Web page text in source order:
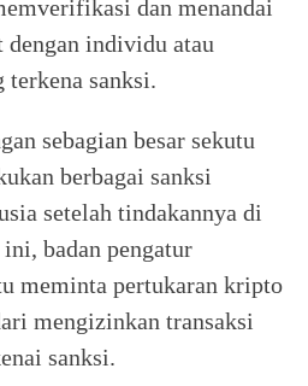
dan menandai
individu atau
terkena sanksi.
sebagian besar sekutu
berbagai sanksi
setelah tindakannya di
badan pengatur
meminta pertukaran kripto
mengizinkan transaksi
sanksi.